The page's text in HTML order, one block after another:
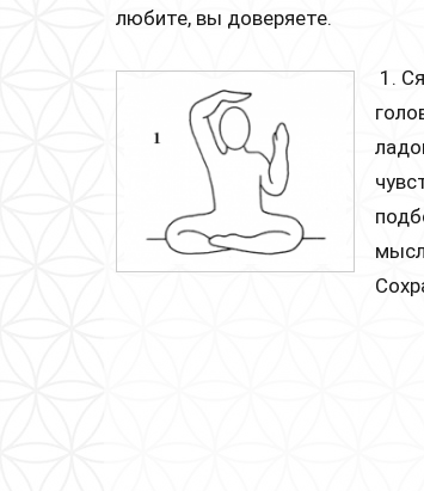
любите, вы доверяете.
1.